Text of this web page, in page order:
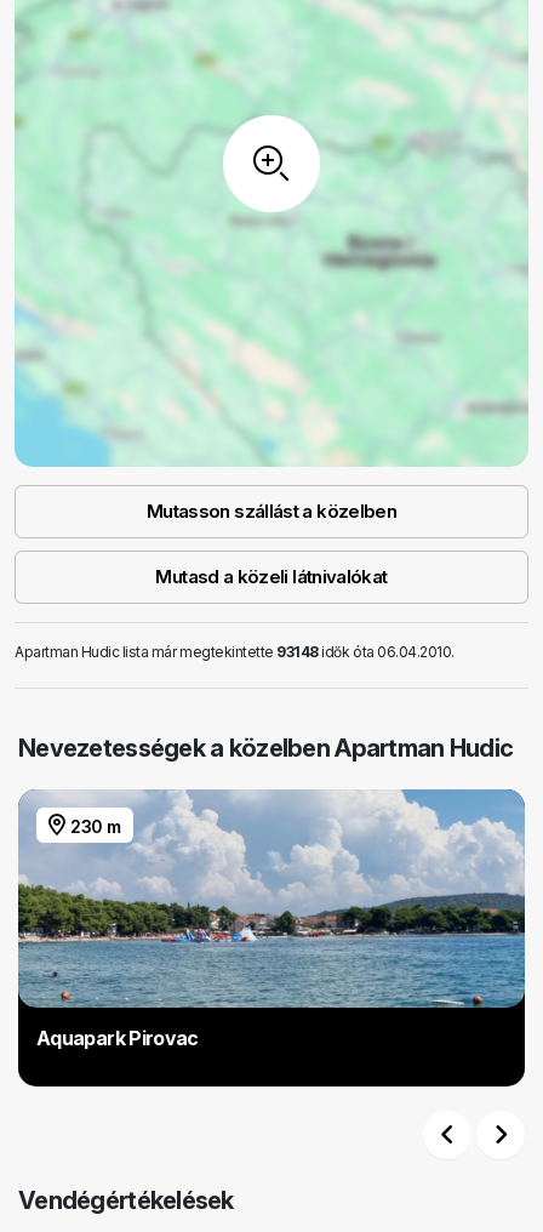
Mutasson szállást a közelben
Mutasd a közeli látnivalókat
Apartman Hudic lista már megtekintette 93148idők óta 06.04.2010.
Nevezetességek a közelben Apartman Hudic
230 m
Aquapark Pirovac
Vendégértékelések